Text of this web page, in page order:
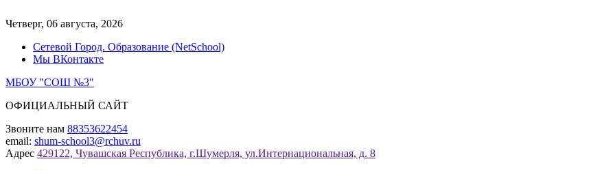
к
Четверг, 06 августа, 2026
Сетевой Город. Образование (NetSchool)
Мы ВКонтакте
МБОУ "СОШ №3"
ОФИЦИАЛЬНЫЙ САЙТ
Звоните нам 88353622454
email: shum-school3@rchuv.ru
Адрес 429122, Чувашская Республика, г.Шумерля, ул.Интернациональная, д. 8